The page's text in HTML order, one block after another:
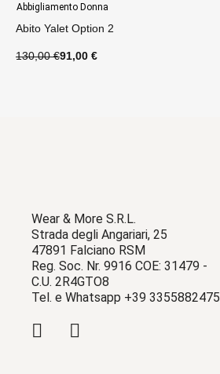
Abbigliamento Donna
Abito Yalet Option 2
130,00 €91,00 €
Wear & More S.R.L.
Strada degli Angariari, 25
47891 Falciano RSM
Reg. Soc. Nr. 9916 COE: 31479 -
C.U. 2R4GTO8
Tel. e Whatsapp +39 3355882475